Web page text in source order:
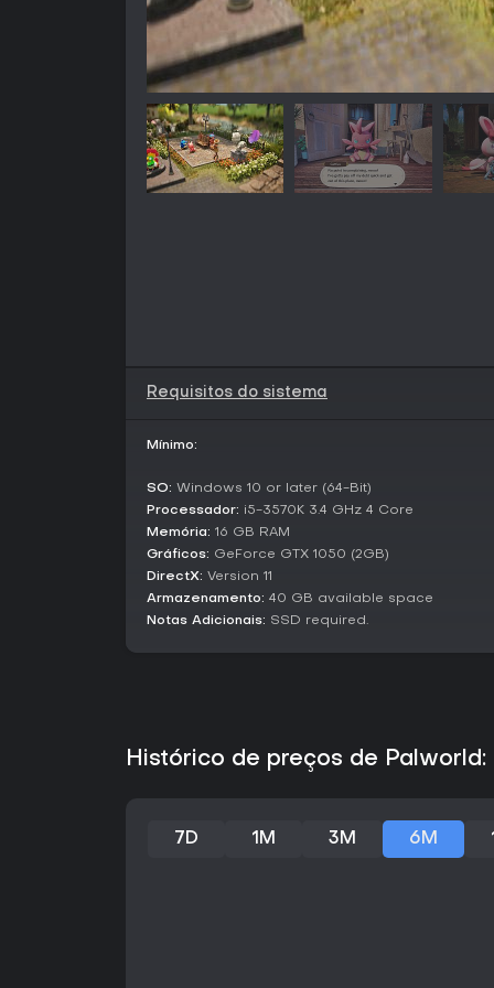
Requisitos do sistema
Mínimo:
SO: Windows 10 or later (64-Bit)
Processador: i5-3570K 3.4 GHz 4 Core
Memória: 16 GB RAM
Gráficos: GeForce GTX 1050 (2GB)
DirectX: Version 11
Armazenamento: 40 GB available space
Notas Adicionais: SSD required.
Histórico de preços de Palworld:
7D 1M 3M 6M